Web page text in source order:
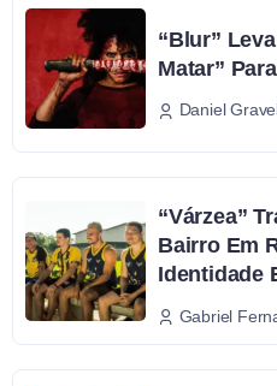
“Blur”
Matar”
Daniel
“Várzea”
Bairro Em
Identidade
Gabriel